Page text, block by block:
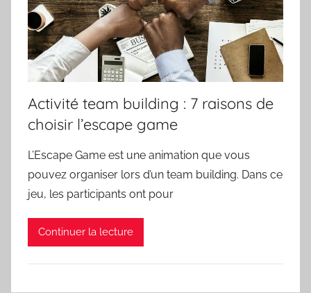
Activité team building : 7 raisons de
choisir l’escape game
L’Escape Game est une animation que vous
pouvez organiser lors d’un team building. Dans ce
jeu, les participants ont pour
Continuer la lecture